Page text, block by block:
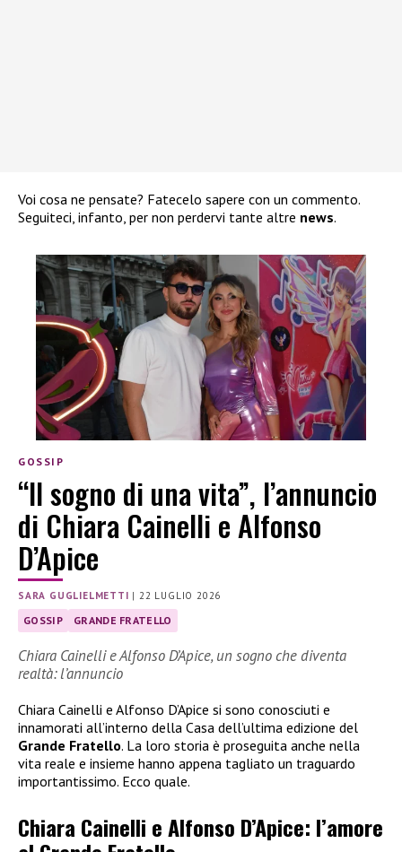
Voi cosa ne pensate? Fatecelo sapere con un commento.
Seguiteci, infanto, per non perdervi tante altre news.
GOSSIP
“Il sogno di una vita”, l’annuncio
di Chiara Cainelli e Alfonso
D’Apice
SARA GUGLIELMETTI | 22 LUGLIO 2026
GOSSIP GRANDE FRATELLO
Chiara Cainelli e Alfonso D’Apice, un sogno che diventa
realtà: l’annuncio
Chiara Cainelli e Alfonso D’Apice si sono conosciuti e
innamorati all’interno della Casa dell’ultima edizione del
Grande Fratello. La loro storia è proseguita anche nella
vita reale e insieme hanno appena tagliato un traguardo
importantissimo. Ecco quale.
Chiara Cainelli e Alfonso D’Apice: l’amore